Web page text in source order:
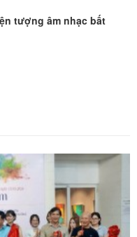
tượng âm nhạc bất